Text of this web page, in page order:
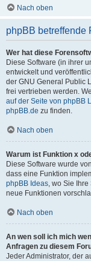
Nach oben
phpBB betreffende
Wer hat diese
Diese Software (in ihrer
entwickelt und
der GNU General Public
frei vertrieben werden.
auf der Seite von phpBB
phpBB.de zu finden.
Nach oben
Warum ist Funktion x
Diese Software wurde
dass eine Funktion
phpBB Ideas, wo Sie
neue Funktionen
Nach oben
An wen soll ich mich
Anfragen zu diesem
Jeder Administrator, der